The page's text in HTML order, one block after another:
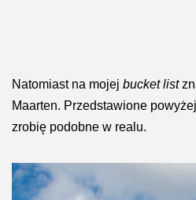
Natomiast na mojej bucket list
Maarten. Przedstawione
zrobię podobne w realu.